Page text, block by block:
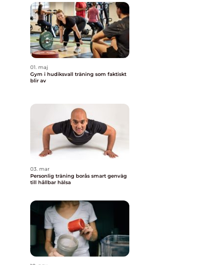
01. maj
Gym i hudiksvall träning som faktiskt
blir av
03. mar
Personlig träning borås smart genväg
till hållbar hälsa